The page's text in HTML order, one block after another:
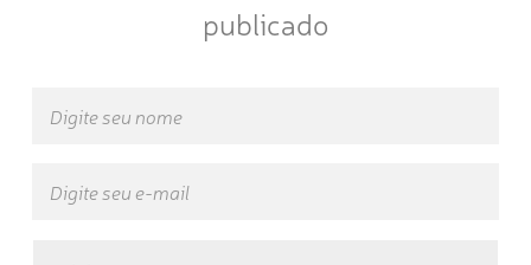
publicado